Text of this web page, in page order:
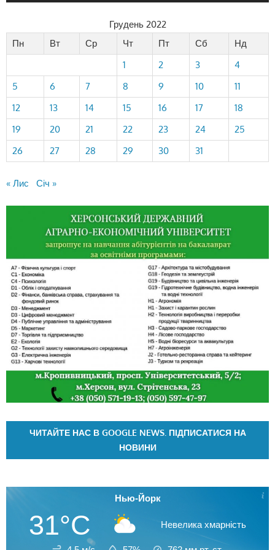
Грудень 2022
Пн
Вт Ср Чт Пт Сб
Нд
1
2 3
4
5
6 7 8 9 10
11
12
13 14 15 16 17
18
19
20 21 22 23 24
25
26
27 28 29 30 31
« Лис Січ »
ЧИТАЙТЕ НАС В GOOGLE NEWS. ПІДПИСАТИСЯ НА
НОВИНИ
Нью-Йорк
31°C Невелика хмарність